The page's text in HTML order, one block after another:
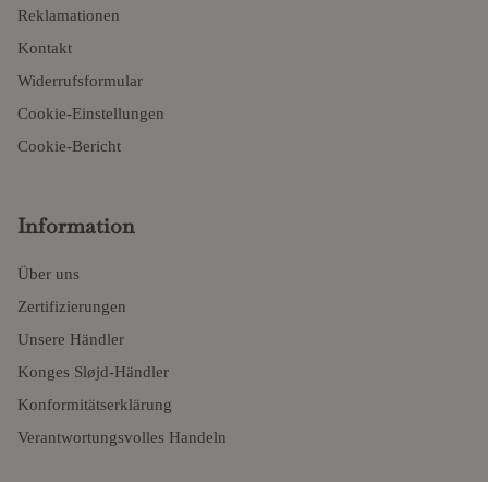
Reklamationen
Kontakt
Widerrufsformular
Cookie-Einstellungen
Cookie-Bericht
Information
Über uns
Zertifizierungen
Unsere Händler
Konges Sløjd-Händler
Konformitätserklärung
Verantwortungsvolles Handeln